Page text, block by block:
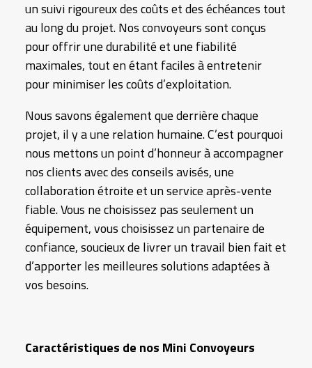
un suivi rigoureux des coûts et des échéances tout
au long du projet. Nos convoyeurs sont conçus
pour offrir une durabilité et une fiabilité
maximales, tout en étant faciles à entretenir
pour minimiser les coûts d’exploitation.
Nous savons également que derrière chaque
projet, il y a une relation humaine. C’est pourquoi
nous mettons un point d’honneur à accompagner
nos clients avec des conseils avisés, une
collaboration étroite et un service après-vente
fiable. Vous ne choisissez pas seulement un
équipement, vous choisissez un partenaire de
confiance, soucieux de livrer un travail bien fait et
d’apporter les meilleures solutions adaptées à
vos besoins.
Caractéristiques de nos Mini Convoyeurs